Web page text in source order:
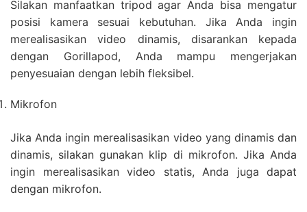
Silakan manfaatkan tripod agar Anda bisa mengatur
posisi kamera sesuai kebutuhan. Jika Anda ingin
merealisasikan video dinamis, disarankan kepada
dengan Gorillapod, Anda mampu mengerjakan
penyesuaian dengan lebih fleksibel.
Mikrofon
Jika Anda ingin merealisasikan video yang dinamis dan
dinamis, silakan gunakan klip di mikrofon. Jika Anda
ingin merealisasikan video statis, Anda juga dapat
dengan mikrofon.